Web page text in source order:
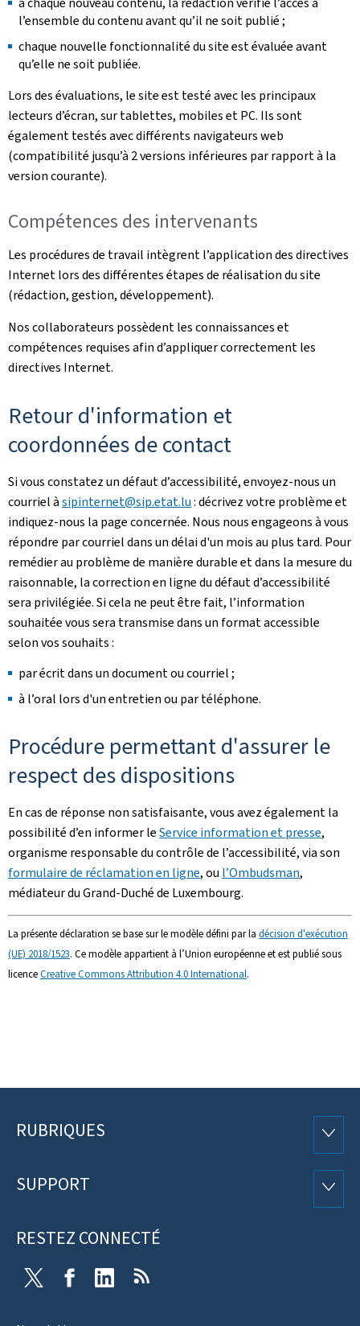
l’ensemble du contenu avant qu’il ne soit publié ;
chaque nouvelle fonctionnalité du site est évaluée avant
qu’elle ne soit publiée.
Lors des évaluations, le site est testé avec les principaux
lecteurs d’écran, sur tablettes, mobiles et PC. Ils sont
également testés avec différents navigateurs web
(compatibilité jusqu’à 2 versions inférieures par rapport à la
version courante).
Compétences des intervenants
Les procédures de travail intègrent l’application des directives
Internet lors des différentes étapes de réalisation du site
(rédaction, gestion, développement).
Nos collaborateurs possèdent les connaissances et
compétences requises afin d’appliquer correctement les
directives Internet.
Retour d'information et
coordonnées de contact
Si vous constatez un défaut d’accessibilité, envoyez-nous un
courriel àsipinternet@sip.etat.lu: décrivez votre problème et
indiquez-nous la page concernée. Nous nous engageons à vous
répondre par courriel dans un délai d'un mois au plus tard. Pour
remédier au problème de manière durable et dans la mesure du
raisonnable, la correction en ligne du défaut d’accessibilité
sera privilégiée. Si cela ne peut être fait, l’information
souhaitée vous sera transmise dans un format accessible
selon vos souhaits :
par écrit dans un document ou courriel ;
à l’oral lors d'un entretien ou par téléphone.
Procédure permettant d'assurer le
respect des dispositions
En cas de réponse non satisfaisante, vous avez également la
possibilité d’en informer leService information et presse,
organisme responsable du contrôle de l’accessibilité, via son
formulaire de réclamation en ligne, ou l’Ombudsman,
médiateur du Grand-Duché de Luxembourg.
La présente déclaration se base sur le modèle défini par la décision d'exécution
(UE) 2018/1523. Ce modèle appartient à l’Union européenne et est publié sous
licenceCreative Commons Attribution 4.0 International.
Pied
page
RUBRIQUES
SUPPORT
RESTEZ CONNECTÉ
Twitter FacebookLinkedIn